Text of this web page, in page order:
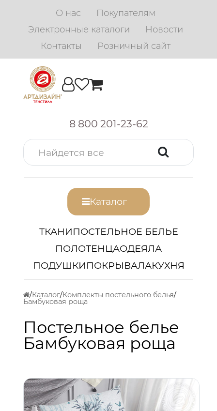
О нас
Покупателям
Электронные каталоги
Новости
Контакты
Розничный сайт
8 800 201-23-62
Каталог
ТКАНИПОСТЕЛЬНОЕ БЕЛЬЕ
ПОЛОТЕНЦАОДЕЯЛА
ПОДУШКИПОКРЫВАЛАКУХНЯ
Каталог Комплекты постельного белья
Бамбуковая роща
Постельное белье
Бамбуковая роща